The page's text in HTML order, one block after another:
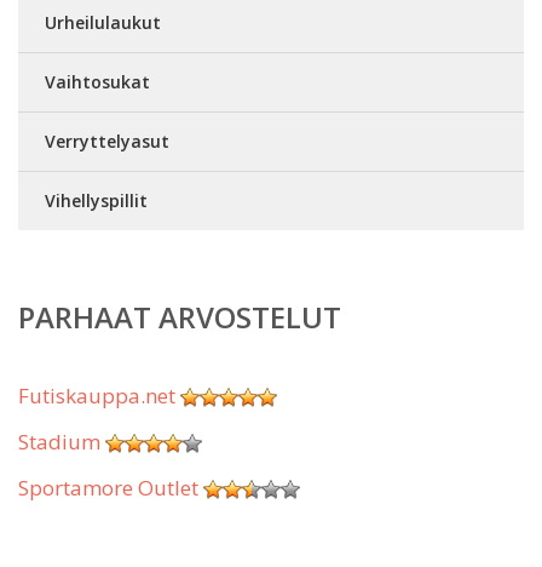
Urheilulaukut
Vaihtosukat
Verryttelyasut
Vihellyspillit
PARHAAT ARVOSTELUT
Futiskauppa.net
Stadium
Sportamore Outlet